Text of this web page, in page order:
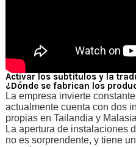
Activar los subtítulos y la
¿Dónde se fabrican los
La empresa invierte
actualmente cuenta con dos
propias en Tailandia y
La apertura de instalaciones
no es sorprendente, y tiene